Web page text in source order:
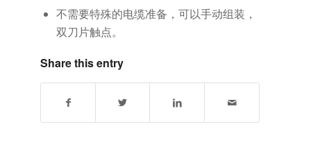
不需要特殊的电缆准备，可以手动组装，
双刀片触点。
Share this entry